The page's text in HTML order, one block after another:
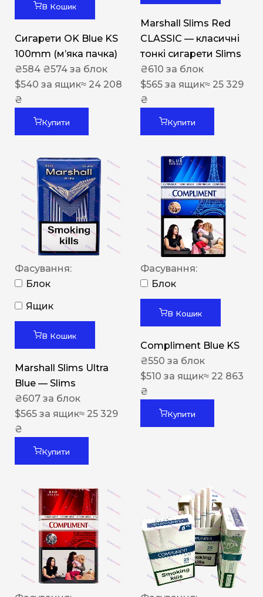
В Кошик
Сигарети OK Blue KS
100mm (м’яка пачка)
₴584 ₴574 за блок
$540 за ящик≈ 24 208
₴
Купити
Marshall Slims Red
CLASSIC — класичні
тонкі сигарети Slims
₴610 за блок
$565 за ящик≈ 25 329
₴
Купити
Фасування:
Блок
Ящик
В Кошик
Marshall Slims Ultra
Blue — Slims
₴607 за блок
$565 за ящик≈ 25 329
₴
Купити
Фасування:
Блок
В Кошик
Compliment Blue KS
₴550 за блок
$510 за ящик≈ 22 863
₴
Купити